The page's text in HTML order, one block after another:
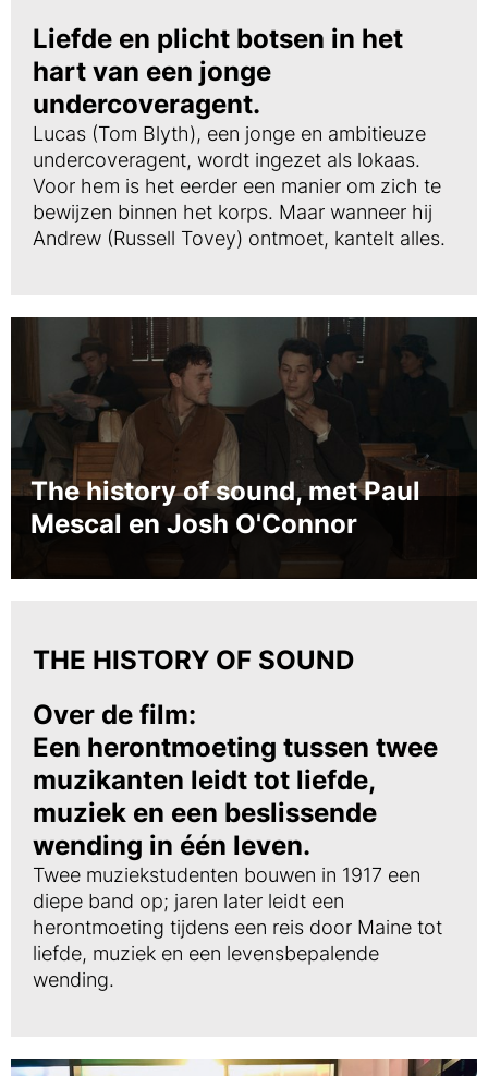
Liefde en plicht botsen in het
hart van een jonge
undercoveragent.
Lucas (Tom Blyth), een jonge en ambitieuze
undercoveragent, wordt ingezet als lokaas.
Voor hem is het eerder een manier om zich te
bewijzen binnen het korps. Maar wanneer hij
Andrew (Russell Tovey) ontmoet, kantelt alles.
The history of sound, met Paul
Mescal en Josh O'Connor
THE HISTORY OF SOUND
Over de film:
Een herontmoeting tussen twee
muzikanten leidt tot liefde,
muziek en een beslissende
wending in één leven.
Twee muziekstudenten bouwen in 1917 een
diepe band op; jaren later leidt een
herontmoeting tijdens een reis door Maine tot
liefde, muziek en een levensbepalende
wending.